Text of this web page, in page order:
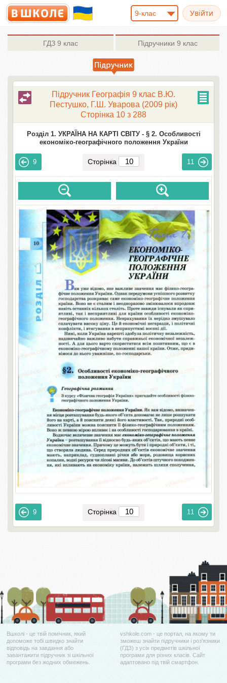
9-клас
ГДЗ 9 клас Підручники 9 клас
Підручник Географія 9 клас В.Ю.
Пестушко, Г.Ш. Уварова (2009 рік)
Сторінка 10 з 288
Розділ 1. УКРАЇНА НА КАРТІ СВІТУ - § 2. Особливості
економіко-географічного положення України
9 Сторінка 11
9 Сторінка 11
Вшколі - це твій помічник, який
допоможе тобі швидко знайти
відповідь на завдання або
завантажити підручник зі шкільної
програми без жодних обмежень.
vshkole.com - це портал, на якому ти
зможеш знайти підручники і роз'язники
(ГДЗ) з усіх предметів шкільної
програми для різних класів. Сайт
адаптовано під твій смартфон.